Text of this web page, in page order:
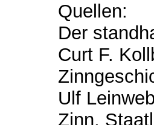
Quellen:
Der
Curt F.
Ulf
Zinn,